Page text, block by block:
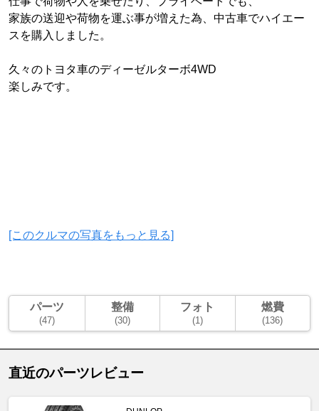
家族の送迎や荷物を運ぶ事が増えた為、中古車でハイエー
スを購入しました。
久々のトヨタ車のディーゼルターボ4WD
楽しみです。
[このクルマの写真をもっと見る]
パーツ
(47)
整備
(30)
フォト
(1)
燃費
(136)
直近のパーツレビュー